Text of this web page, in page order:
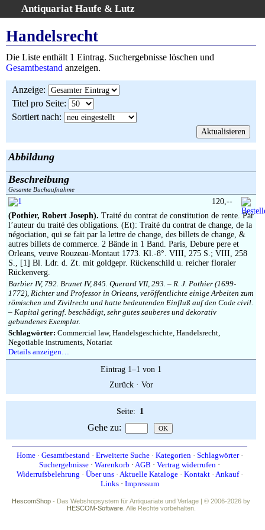
Antiquariat Haufe & Lutz
Home
Gesamtbestand
Kategorien
Schlagwörter
Suchergebnisse
AGB
Widerruf
Über uns
Aktuelle Kataloge
Kontakt
Ankauf
Links
Impressum
Handelsrecht
Die Liste enthält 1 Eintrag. Suchergebnisse löschen und
Gesamtbestand anzeigen.
Anzeige:
Titel pro Seite:
Sortiert nach:
Abbildung
Beschreibung
Gesamte Buchaufnahme
(Pothier, Robert Joseph). Traité du contrat de constitution de rente. Par
l’auteur du traité des obligations. (Et): Traité du contrat de change, de la
négociation, qui se fait par la lettre de change, des billets de change, &
autres billets de commerce. 2 Bände in 1 Band. Paris, Debure pere et
Orleans, veuve Rouzeau-Montaut 1773. Kl.-8°. VIII, 275 S.; VIII, 258
S., [1] Bl. Ldr. d. Zt. mit goldgepr. Rückenschild u. reicher floraler
Rückenverg.
Barbier IV, 792. Brunet IV, 845. Querard VII, 293. – R. J. Pothier (1699-
1772), Richter und Professor in Orleans, veröffentlichte einige Arbeiten zum
römischen und Zivilrecht und hatte bedeutenden Einfluß auf den Code civil.
– Kapital geringf. beschädigt, sehr gutes sauberes und dekorativ
gebundenes Exemplar.
Schlagwörter: Commercial law, Handelsgeschichte, Handelsrecht,
Negotiable instruments, Notariat
Details anzeigen…
120,--
Eintrag 1–1 von 1
Zurück· Vor
Seite: 1
Gehe zu:
Home· Gesamtbestand· Erweiterte Suche· Kategorien· Schlagwörter·
Suchergebnisse · Warenkorb · AGB · Vertrag widerrufen ·
Widerrufsbelehrung · Über uns· Aktuelle Kataloge· Kontakt· Ankauf·
Links· Impressum
HescomShop - Das Webshopsystem für Antiquariate und Verlage | © 2006-2026 by
HESCOM-Software. Alle Rechte vorbehalten.